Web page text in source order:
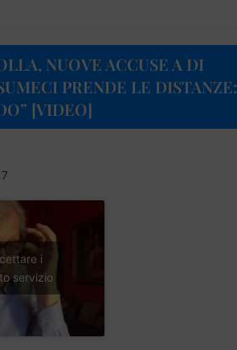
NUOVE ACCUSE A DI
PRENDE LE DISTANZE:
[VIDEO]
i
servizio